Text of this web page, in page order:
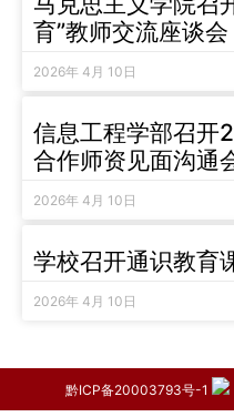
育”教师交流座谈会
2026年 4月 10日
信息工程学部召开
合作师资见面沟通
2026年 4月 10日
学校召开通识教育
2026年 4月 10日
黔ICP备20003793号-1